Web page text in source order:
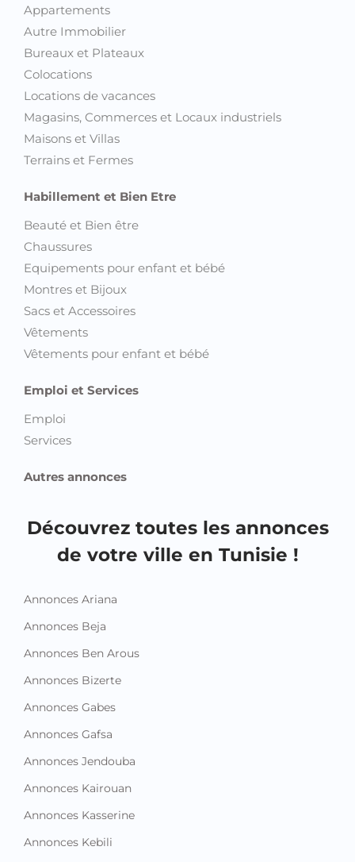
Appartements
Autre Immobilier
Bureaux et Plateaux
Colocations
Locations de vacances
Magasins, Commerces et Locaux industriels
Maisons et Villas
Terrains et Fermes
Habillement et Bien Etre
Beauté et Bien être
Chaussures
Equipements pour enfant et bébé
Montres et Bijoux
Sacs et Accessoires
Vêtements
Vêtements pour enfant et bébé
Emploi et Services
Emploi
Services
Autres annonces
Découvrez toutes les annonces
de votre ville en Tunisie !
Annonces Ariana
Annonces Beja
Annonces Ben Arous
Annonces Bizerte
Annonces Gabes
Annonces Gafsa
Annonces Jendouba
Annonces Kairouan
Annonces Kasserine
Annonces Kebili